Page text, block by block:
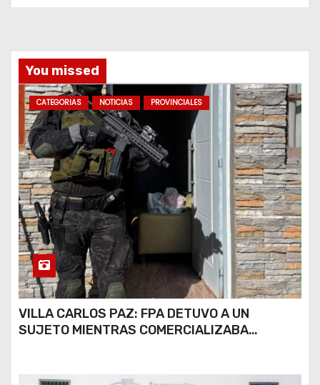
s
You missed
CATEGORIAS NOTICIAS PROVINCIALES
VILLA CARLOS PAZ: FPA DETUVO A UN
SUJETO MIENTRAS COMERCIALIZABA